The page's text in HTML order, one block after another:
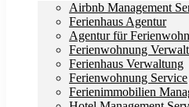
Airbnb Management
Ferienhaus Agentur
Agentur für
Ferienwohnung
Ferienhaus Verwaltung
Ferienwohnung Service
Ferienimmobilien